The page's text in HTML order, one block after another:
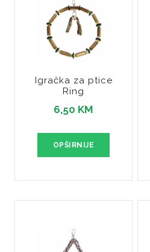
Igračka za ptice
Ring
6,50 KM
OPŠIRNIJE